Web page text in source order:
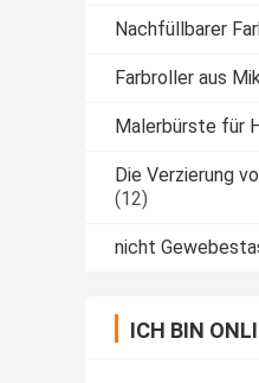
Nachfüllbarer
Farbroller aus
Malerbürste für
Die Verzierung
(12)
nicht
ICH BIN